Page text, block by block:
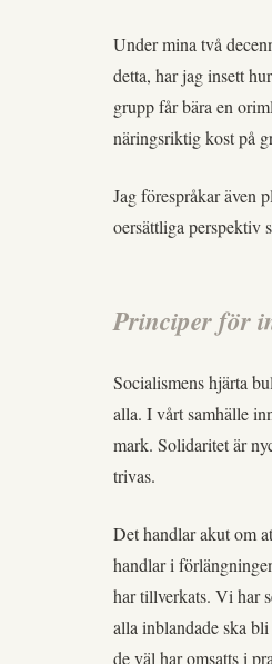
Under mina två
detta, har jag insett
grupp får bära en
näringsriktig kost på
Jag förespråkar även
oersättliga perspektiv
Principer för
Socialismens hjärta
alla. I vårt samhälle
mark. Solidaritet är
trivas.
Det handlar akut om
handlar i
har tillverkats. Vi har
alla inblandade ska
de väl har omsatts i